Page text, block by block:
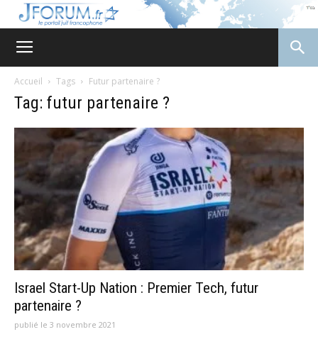
Accueil Tags Futur partenaire ?
Tag: futur partenaire ?
Israel Start-Up Nation : Premier Tech, futur
partenaire ?
publié le 3 novembre 2021